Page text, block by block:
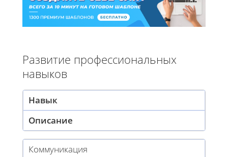
Развитие профессиональных
навыков
Навык
Описание
Коммуникация